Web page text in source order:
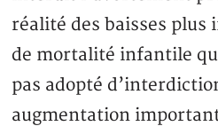
réalité des baisses plus
de mortalité infantile
pas adopté
augmentation